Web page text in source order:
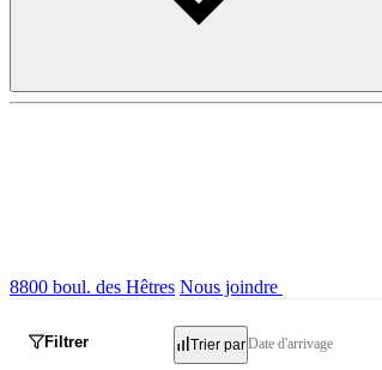
8800 boul. des Hêtres Nous joindre
Filtrer Trier parDate d'arrivage